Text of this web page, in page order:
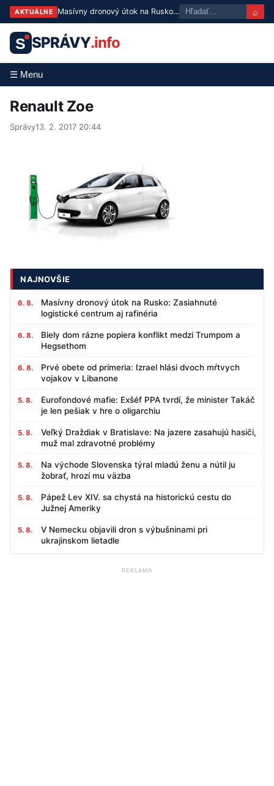
AKTUÁLNE Masívny dronový útok na Rusko: Zasiahnuté logistické centrum aj rafinéria ⌕
S SPRÁVY.info
☰ Menu
Renault Zoe
Správy13. 2. 2017 20:44
NAJNOVŠIE
6. 8.
Masívny dronový útok na Rusko: Zasiahnuté
logistické centrum aj rafinéria
6. 8.
Biely dom rázne popiera konflikt medzi Trumpom a
Hegsethom
6. 8.
Prvé obete od prímeria: Izrael hlási dvoch mŕtvych
vojakov v Libanone
5. 8.
Eurofondové mafie: Exšéf PPA tvrdí, že minister Takáč
je len pešiak v hre o oligarchiu
5. 8.
Veľký Draždiak v Bratislave: Na jazere zasahujú hasiči,
muž mal zdravotné problémy
5. 8.
Na východe Slovenska týral mladú ženu a nútil ju
žobrať, hrozí mu väzba
5. 8.
Pápež Lev XIV. sa chystá na historickú cestu do
Južnej Ameriky
5. 8.
V Nemecku objavili dron s výbušninami pri
ukrajinskom lietadle
REKLAMA